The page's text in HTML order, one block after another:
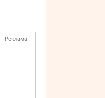
Реклама